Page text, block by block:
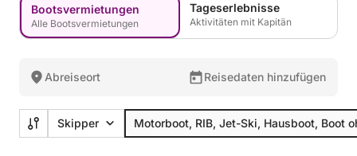
Bootsvermietungen
Alle Bootsvermietungen
Tageserlebnisse
Aktivitäten mit Kapitän
Abreiseort Reisedaten hinzufügen
Skipper Motorboot, RIB, Jet-Ski, Hausboot, Boot